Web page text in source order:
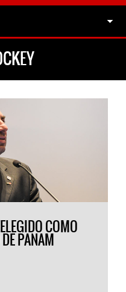
COMO
PANAM